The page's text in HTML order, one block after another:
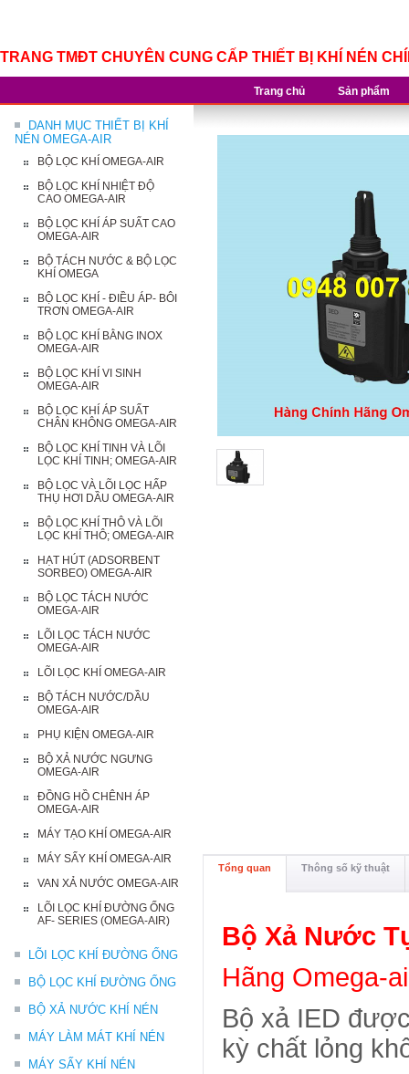
TRANG TMĐT CHUYÊN CUNG CẤP THIẾT BỊ KHÍ NÉN
Trang chủ Sản phẩm
DANH MỤC THIẾT BỊ KHÍ
NÉN OMEGA-AIR
BỘ LỌC KHÍ OMEGA-AIR
BỘ LỌC KHÍ NHIỆT ĐỘ
CAO OMEGA-AIR
BỘ LỌC KHÍ ÁP SUẤT CAO
OMEGA-AIR
BỘ TÁCH NƯỚC & BỘ LỌC
KHÍ OMEGA
BỘ LỌC KHÍ - ĐIỀU ÁP- BÔI
TRƠN OMEGA-AIR
BỘ LỌC KHÍ BẰNG INOX
OMEGA-AIR
BỘ LỌC KHÍ VI SINH
OMEGA-AIR
BỘ LỌC KHÍ ÁP SUẤT
CHÂN KHÔNG OMEGA-AIR
BỘ LỌC KHÍ TINH VÀ LÕI
LỌC KHÍ TINH; OMEGA-AIR
BỘ LỌC VÀ LÕI LỌC HẤP
THỤ HƠI DẦU OMEGA-AIR
BỘ LỌC KHÍ THÔ VÀ LÕI
LỌC KHÍ THÔ; OMEGA-AIR
HẠT HÚT (ADSORBENT
SORBEO) OMEGA-AIR
BỘ LỌC TÁCH NƯỚC
OMEGA-AIR
LÕI LỌC TÁCH NƯỚC
OMEGA-AIR
LÕI LỌC KHÍ OMEGA-AIR
BỘ TÁCH NƯỚC/DẦU
OMEGA-AIR
PHỤ KIỆN OMEGA-AIR
BỘ XẢ NƯỚC NGƯNG
OMEGA-AIR
ĐỒNG HỒ CHÊNH ÁP
OMEGA-AIR
MÁY TẠO KHÍ OMEGA-AIR
MÁY SẤY KHÍ OMEGA-AIR
VAN XẢ NƯỚC OMEGA-AIR
LÕI LỌC KHÍ ĐƯỜNG ỐNG
AF- SERIES (OMEGA-AIR)
LÕI LỌC KHÍ ĐƯỜNG ỐNG
BỘ LỌC KHÍ ĐƯỜNG ỐNG
BỘ XẢ NƯỚC KHÍ NÉN
MÁY LÀM MÁT KHÍ NÉN
MÁY SẤY KHÍ NÉN
Tổng quan Thông số kỹ thuật
Bộ Xả Nước
Hãng Omega-
Bộ xả IED
kỳ chất lỏng